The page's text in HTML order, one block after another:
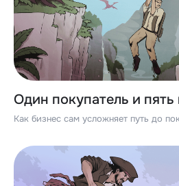
Один покупатель и пять
Как бизнес сам усложняет путь до